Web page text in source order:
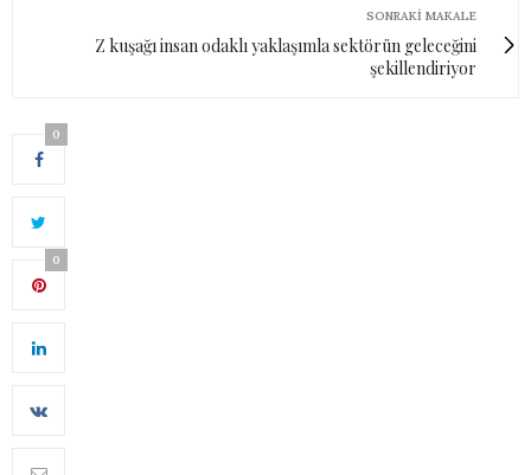
SONRAKI MAKALE
Z kuşağı insan odaklı yaklaşımla sektörün geleceğini
şekillendiriyor
0
0